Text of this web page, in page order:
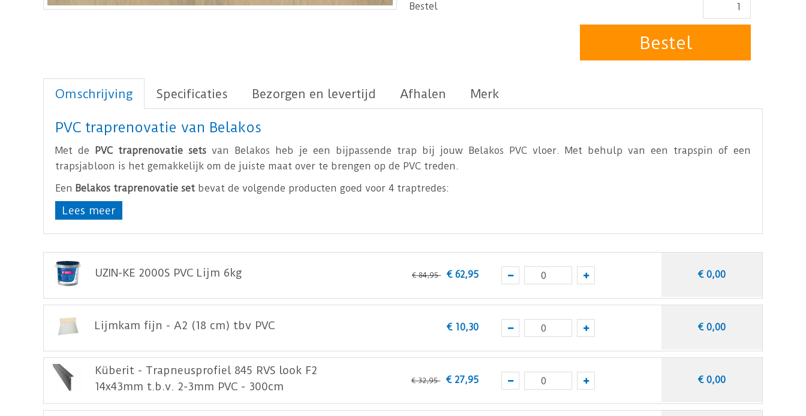
Bestel
Omschrijving Specificaties Bezorgen en levertijd Afhalen Merk
PVC traprenovatie van Belakos
Met de PVC traprenovatie sets van Belakos heb je een bijpassende trap bij jouw Belakos PVC vloer. Met behulp van een trapspin of een
trapsjabloon is het gemakkelijk om de juiste maat over te brengen op de PVC treden.
Een Belakos traprenovatie set bevat de volgende producten goed voor 4 traptredes:
2 stroken (55 cm x 130 cm)
Heeft u bijvoorbeeld een trap met 12 treden? Dan heeft u 3 sets nodig.
Let op:De traptreden sets zijn exclusief trapneus profielen. Vergeet dus niet de trapneus profielen bij te bestellen.
De trapneus profielen zijn gemakkelijk te plaatsen met schroeven en hierna kunnen gemakkelijk de trapneus stroken erin geschoven worden.
Klik
voor onderhoudsadvies.
Lees meer
UZIN-KE 2000S PVC Lijm 6kg € 84,95 € 62,95 € 0,00
Lijmkam fijn - A2 (18 cm) tbv PVC € 10,30 € 0,00
Küberit - Trapneusprofiel 845 RVS look F2
14x43mm t.b.v. 2-3mm PVC - 300cm
€ 32,95 € 27,95 € 0,00